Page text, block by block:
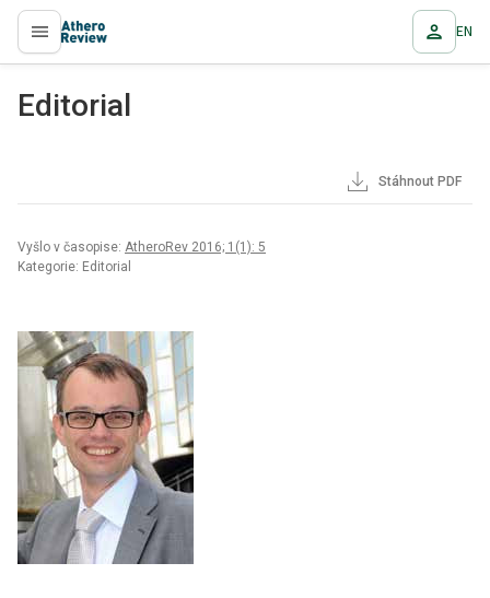
proLékaře.cz EN
Editorial
Stáhnout PDF
Vyšlo v časopise: AtheroRev 2016; 1(1): 5
Kategorie: Editorial